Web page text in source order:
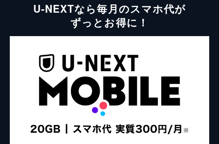
U-NEXTなら毎月のスマホ代が
ずっとお得に！